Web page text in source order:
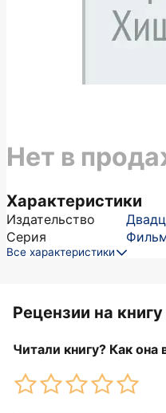
Характеристики
Издательство
Серия
Все характеристики
Нет в
Рецензии на книгу
Читали книгу? Как она